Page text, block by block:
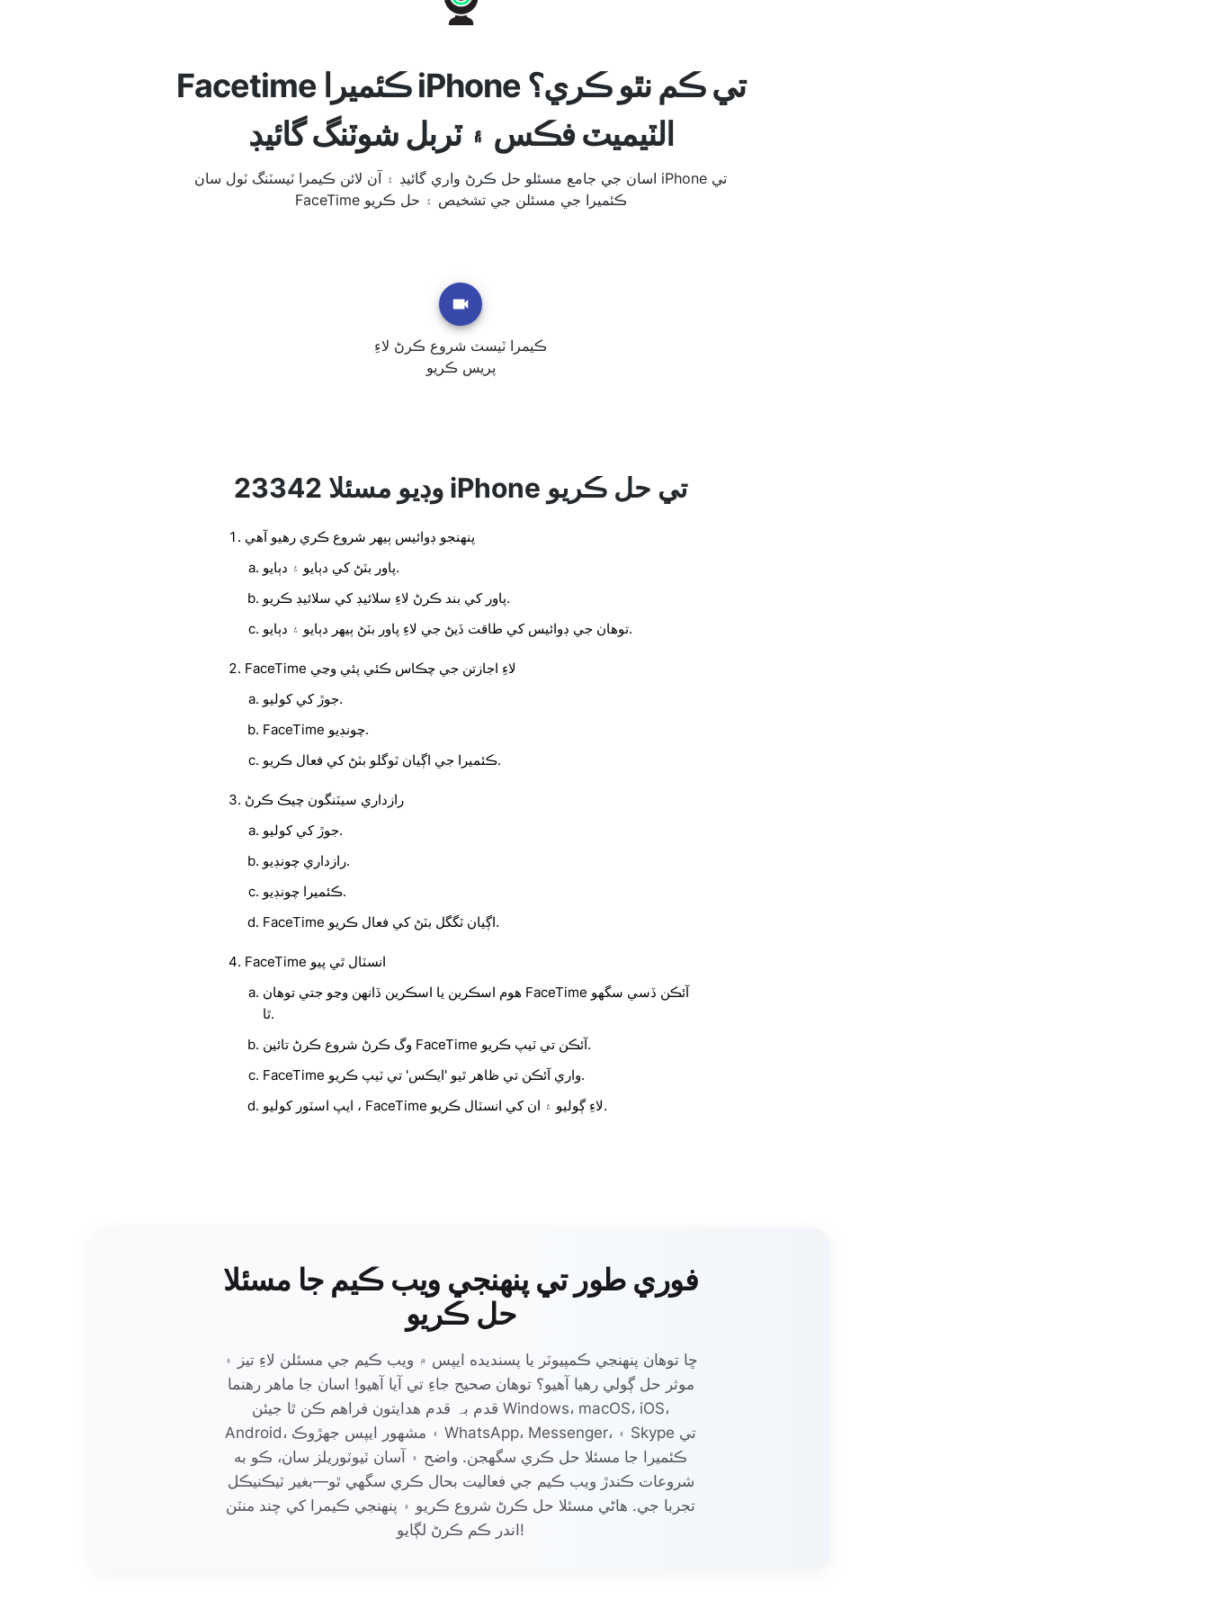
Facetime ڪئميرا iPhone تي ڪم نٿو ڪري؟
الٽيميٽ فڪس ۽ ٽربل شوٽنگ گائيڊ
اسان جي جامع مسئلو حل ڪرڻ واري گائيڊ ۽ آن لائن ڪيمرا ٽيسٽنگ ٽول سان iPhone تي
FaceTime ڪئميرا جي مسئلن جي تشخيص ۽ حل ڪريو
ڪيمرا ٽيسٽ شروع ڪرڻ لاءِ
پريس ڪريو
23342 وڊيو مسئلا iPhone تي حل ڪريو
پنهنجو ڊوائيس ٻيهر شروع ڪري رهيو آهي
پاور بٽڻ کي دٻايو ۽ دٻايو.
پاور کي بند ڪرڻ لاءِ سلائيڊ کي سلائيڊ ڪريو.
توهان جي ڊوائيس کي طاقت ڏيڻ جي لاءِ پاور بٽڻ ٻيهر دٻايو ۽ دٻايو.
FaceTime لاءِ اجازتن جي چڪاس ڪئي پئي وڃي
جوڙ کي کوليو.
FaceTime چونڊيو.
ڪئميرا جي اڳيان ٽوگلو بٽڻ کي فعال ڪريو.
رازداري سيٽنگون چيڪ ڪرڻ
جوڙ کي کوليو.
رازداري چونڊيو.
ڪئميرا چونڊيو.
FaceTime اڳيان ٽگگل بٽڻ کي فعال ڪريو.
FaceTime انسٽال ٿي پيو
هوم اسڪرين يا اسڪرين ڏانهن وڃو جتي توهان FaceTime آئڪن ڏسي سگهو
ٿا.
وگ ڪرڻ شروع ڪرڻ تائين FaceTime آئڪن تي ٽيپ ڪريو.
FaceTime واري آئڪن تي ظاهر ٿيو 'ايڪس' تي ٽيپ ڪريو.
ايپ اسٽور کوليو ، FaceTime لاءِ ڳوليو ۽ ان کي انسٽال ڪريو.
فوري طور تي پنهنجي ويب ڪيم جا مسئلا
حل ڪريو
ڇا توهان پنهنجي ڪمپيوٽر يا پسنديده ايپس ۾ ويب ڪيم جي مسئلن لاءِ تيز ۽
موثر حل ڳولي رهيا آهيو؟ توهان صحيح جاءِ تي آيا آهيو! اسان جا ماهر رهنما
قدم بہ قدم هدايتون فراهم ڪن ٿا جيئن Windows، macOS، iOS،
Android، ۽ مشهور ايپس جهڙوڪ WhatsApp، Messenger، ۽ Skype تي
ڪئميرا جا مسئلا حل ڪري سگهجن. واضح ۽ آسان ٽيوٽوريلز سان، ڪو به
شروعات ڪندڙ ويب ڪيم جي فعاليت بحال ڪري سگهي ٿو—بغير ٽيڪنيڪل
تجربا جي. هاڻي مسئلا حل ڪرڻ شروع ڪريو ۽ پنهنجي ڪيمرا کي چند منٽن
اندر ڪم ڪرڻ لڳايو!